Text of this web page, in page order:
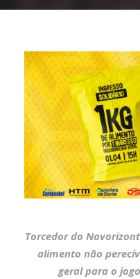
Torcedor do
alimento não
geral para o